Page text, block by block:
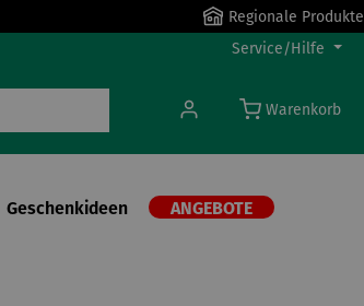
Regionale Produkte
Service/Hilfe
Warenkorb
Geschenkideen ANGEBOTE